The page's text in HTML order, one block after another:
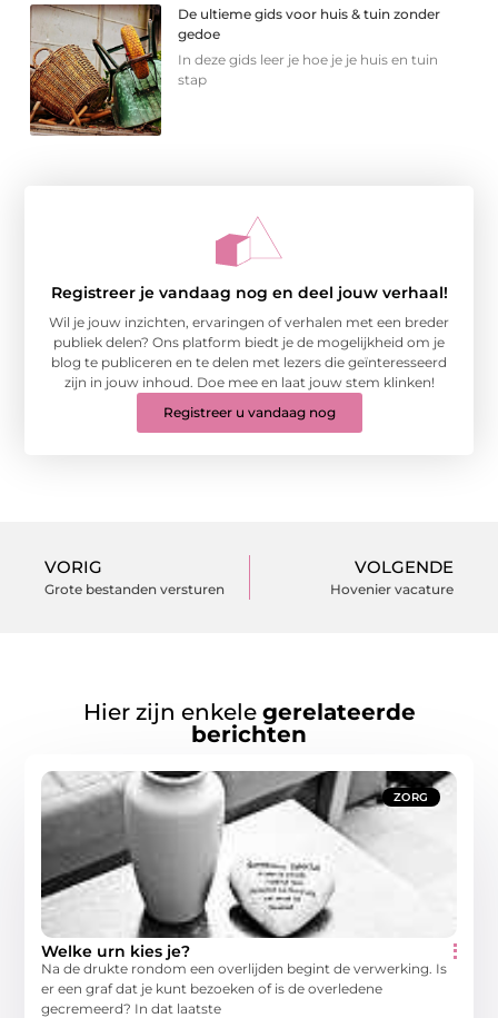
De ultieme gids voor huis & tuin zonder
gedoe
In deze gids leer je hoe je je huis en tuin
stap
Registreer je vandaag nog en deel jouw verhaal!
Wil je jouw inzichten, ervaringen of verhalen met een breder
publiek delen? Ons platform biedt je de mogelijkheid om je
blog te publiceren en te delen met lezers die geïnteresseerd
zijn in jouw inhoud. Doe mee en laat jouw stem klinken!
Registreer u vandaag nog
VORIG
Grote bestanden versturen
VOLGENDE
Hovenier vacature
Hier zijn enkele gerelateerde
berichten
ZORG
Welke urn kies je?
Na de drukte rondom een overlijden begint de verwerking. Is
er een graf dat je kunt bezoeken of is de overledene
gecremeerd? In dat laatste